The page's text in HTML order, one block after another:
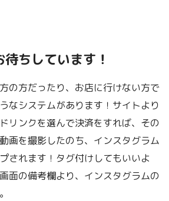
ちしています！
の方だったり、お店に行けない方で
なシステムがあります！サイトより
リンクを選んで決済をすれば、その
画を撮影したのち、インスタグラム
されます！タグ付けしてもいいよ
面の備考欄より、インスタグラムの